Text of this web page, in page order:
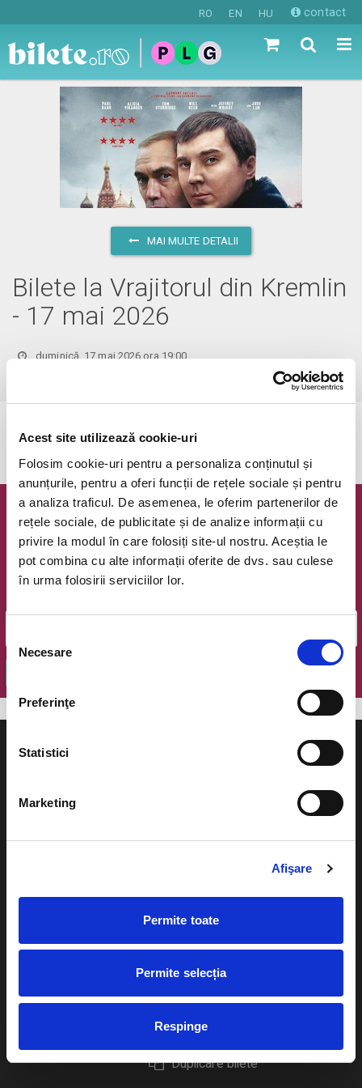
Acest site utilizează cookie-uri
Folosim cookie-uri pentru a personaliza conținutul și
anunțurile, pentru a oferi funcții de rețele sociale și pentru
a analiza traficul. De asemenea, le oferim partenerilor de
rețele sociale, de publicitate și de analize informații cu
privire la modul în care folosiți site-ul nostru. Aceștia le
pot combina cu alte informații oferite de dvs. sau culese
în urma folosirii serviciilor lor.
consimțământului
Necesare
Preferinţe
Statistici
Marketing
Afişare
Permite toate
Permite selecția
Respinge
RO EN HU contact
MAI MULTE DETALII
Bilete la Vrajitorul din Kremlin
- 17 mai 2026
duminică, 17 mai 2026 ora 19:00
vezi pe harta
Evenimentul a expirat.
Newsletter @ Bilete.ro
Oferte exclusive si o editie saptamanala cu cele mai noi
evenimente.
Cum comand bilete?
Plata online sau cash
eBilet printat acasa
Livrare prin curier
Returnare bilete
Duplicare bilete
Evenimente
festivaluri
Pentru copii